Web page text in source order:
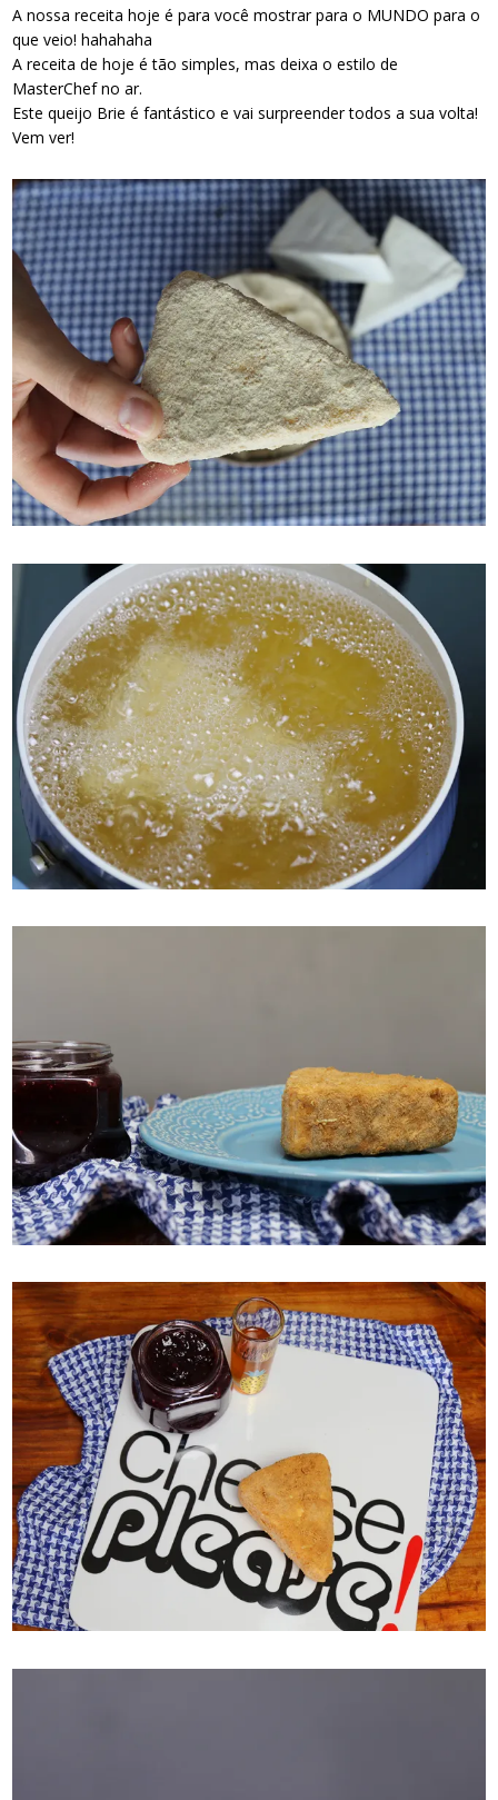
A nossa receita hoje é para você mostrar para o MUNDO para o
que veio! hahahaha
A receita de hoje é tão simples, mas deixa o estilo de
MasterChef no ar.
Este queijo Brie é fantástico e vai surpreender todos a sua volta!
Vem ver!